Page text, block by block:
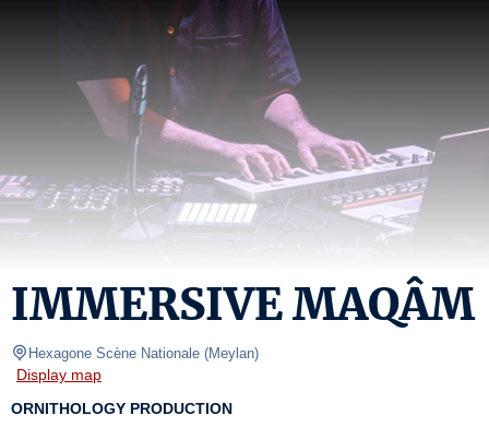
IMMERSIVE MAQÂM
Hexagone Scène Nationale (Meylan)
Display map
ORNITHOLOGY PRODUCTION